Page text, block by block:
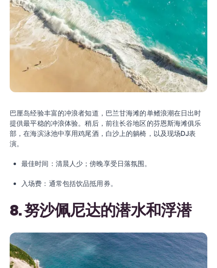
巴厘岛经验丰富的冲浪者知道，巴兰甘海滩的单鳍浪潮在日出时
提供最平稳的冲浪体验。稍后，前往长谷地区的芬恩斯海滩俱乐
部，在海滨泳池中享用鸡尾酒，白沙上的躺椅，以及现场DJ表
演。
最佳时间：清晨人少；傍晚享受日落氛围。
入场费：通常包括饮品抵用券。
8. 努沙佩尼达的潜水和浮潜